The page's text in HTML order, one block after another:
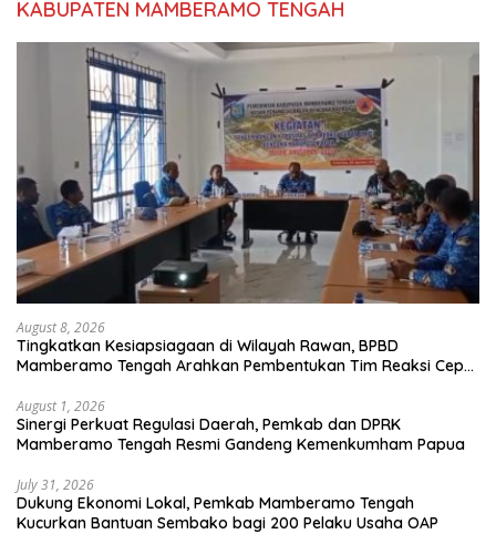
KABUPATEN MAMBERAMO TENGAH
August 8, 2026
Tingkatkan Kesiapsiagaan di Wilayah Rawan, BPBD
Mamberamo Tengah Arahkan Pembentukan Tim Reaksi Cepat
August 1, 2026
Sinergi Perkuat Regulasi Daerah, Pemkab dan DPRK
Mamberamo Tengah Resmi Gandeng Kemenkumham Papua
July 31, 2026
Dukung Ekonomi Lokal, Pemkab Mamberamo Tengah
Kucurkan Bantuan Sembako bagi 200 Pelaku Usaha OAP